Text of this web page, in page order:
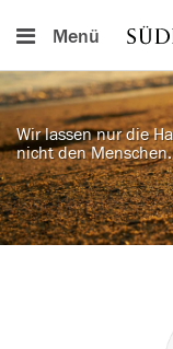
Menü
Wir lassen nur die
nicht den Menschen.